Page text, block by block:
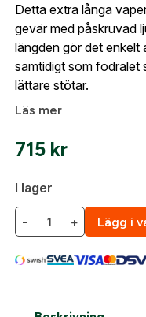
Mer
Mitt konto
Kontakta oss
Detta extra långa
gevär med påskruvad
längden gör det enkelt
samtidigt som fodralet
lättare stötar.
Läs mer
715 kr
I lager
− + Lägg i
Logga in
Logga in för att
automatiskt enligt
Lösenord:*
Företag- eller
Gatuadress:
Fyll i din e-post
så fort den här
sortiment.